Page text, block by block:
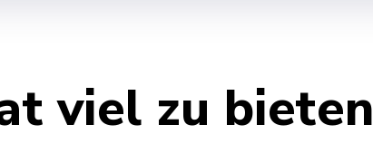
viel zu bieten